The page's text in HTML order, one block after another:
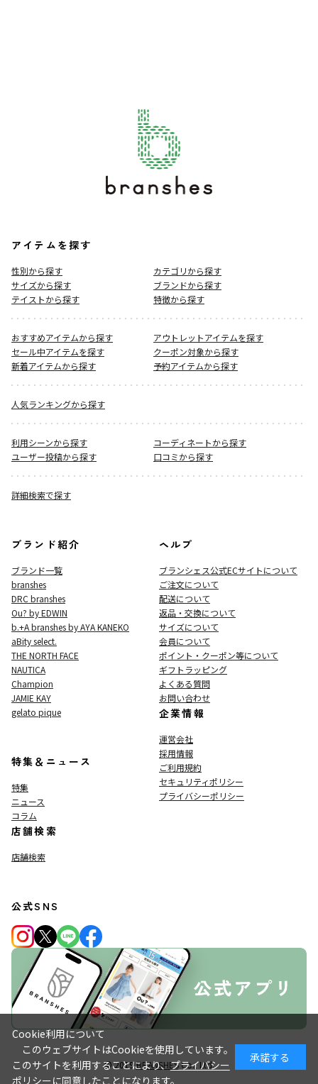
アイテムを探す
性別から探す
カテゴリから探す
サイズから探す
ブランドから探す
テイストから探す
特徴から探す
おすすめアイテムから探す
アウトレットアイテムを探す
セール中アイテムを探す
クーポン対象から探す
新着アイテムから探す
予約アイテムから探す
人気ランキングから探す
利用シーンから探す
コーディネートから探す
ユーザー投稿から探す
口コミから探す
詳細検索で探す
ブランド紹介
ブランド一覧
branshes
DRC branshes
Ou? by EDWIN
b.+A branshes by AYA KANEKO
aBity select.
THE NORTH FACE
NAUTICA
Champion
JAMIE KAY
gelato pique
特集＆ニュース
特集
ニュース
コラム
店舗検索
店舗検索
ヘルプ
ブランシェス公式ECサイトについて
ご注文について
配送について
返品・交換について
サイズについて
会員について
ポイント・クーポン等について
ギフトラッピング
よくある質問
お問い合わせ
企業情報
運営会社
採用情報
ご利用規約
セキュリティポリシー
プライバシーポリシー
公式SNS
© 2019BRANSHESCo., Ltd.
Cookie利用について
このウェブサイトはCookieを使用しています。
このサイトを利用することにより、プライバシー
ポリシーに同意したことになります。
承諾する